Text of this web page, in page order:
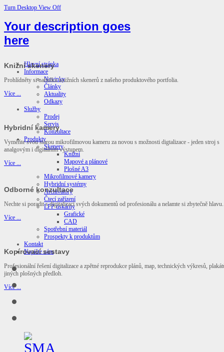
Turn Desktop View Off
Your description goes
here
Hlavní stránka
Informace
Novinky
Články
Aktuality
Odkazy
Služby
Prodej
Servis
Konzultace
Produkty
Skenery
Knižní
Mapové a plánové
Plošné A3
Mikrofilmové kamery
Hybridní systémy
Archivátory
Čtecí zařízení
LFP tiskárny
Grafické
CAD
Spotřební materiál
Prospekty k produktům
Kontakt
Napište nám
Knižní skenery
Prohlídněty si nabídku knižních skenerů z našeho produktového portfolia.
Více ...
Hybridní kamery
Vyměňte svou starou mikrofilmovou kameru za novou s možnosti digtalizace - jeden stroj s
analgovým i digitálním výstupem.
Více ...
Odborné konzultace
Nechte si poradit s digitalizací svých dokumentů od profesionálu a nelamte si zbytečně hlavu.
Více ...
Kopírovací sestavy
Profesionální řešení digitalizace a zpětné reprodukce plánů, map, technických výkresů,
jiných plošných předloh.
Více ...